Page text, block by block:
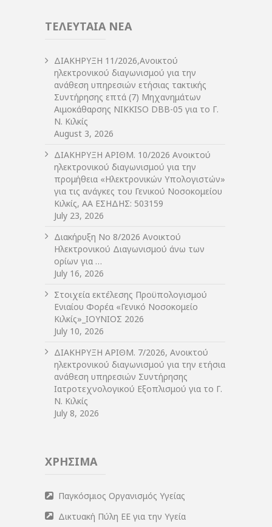
ΤΕΛΕΥΤΑΙΑ ΝΕΑ
ΔIΑΚΗΡΥΞΗ 11/2026,Ανοικτού
ηλεκτρονικού διαγωνισμού για την
ανάθεση υπηρεσιών ετήσιας τακτικής
Συντήρησης επτά (7) Μηχανημάτων
Αιμοκάθαρσης NIKKISO DBB-05 για το Γ.
Ν. Κιλκίς
August 3, 2026
ΔIΑΚΗΡΥΞΗ ΑΡIΘΜ. 10/2026 Ανοικτού
ηλεκτρονικού διαγωνισμού για την
προμήθεια «Ηλεκτρονικών Υπολογιστών»
για τις ανάγκες του Γενικού Νοσοκομείου
Κιλκίς, ΑΑ ΕΣΗΔΗΣ: 503159
July 23, 2026
Διακήρυξη Νο 8/2026 Ανοικτού
Ηλεκτρονικού Διαγωνισμού άνω των
ορίων για …
July 16, 2026
Στοιχεία εκτέλεσης Προϋπολογισμού
Ενιαίου Φορέα «Γενικό Νοσοκομείο
Κιλκίς»_ΙΟΥΝΙΟΣ 2026
July 10, 2026
ΔIΑΚΗΡΥΞΗ ΑΡIΘΜ. 7/2026, Ανοικτού
ηλεκτρονικού διαγωνισμού για την ετήσια
ανάθεση υπηρεσιών Συντήρησης
Ιατροτεχνολογικού Εξοπλισμού για το Γ.
Ν. Κιλκίς
July 8, 2026
ΧΡΗΣΙΜΑ
Παγκόσμιος Οργανισμός Υγείας
Δικτυακή Πύλη ΕΕ για την Υγεία